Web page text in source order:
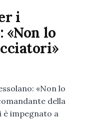
i
«Non lo
«Non lo
della
è impegnato a